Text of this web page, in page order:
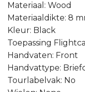
Materiaal: Wood
Materiaaldikte: 8
Kleur: Black
Toepassing
Handvaten: Front
Handvattype:
Tourlabelvak: No